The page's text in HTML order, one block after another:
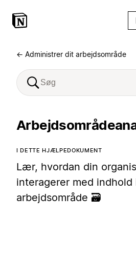
← Administrer dit arbejdsområde
I DETTE HJÆLPEDOKUMENT
Lær, hvordan din
interagerer med indhold
arbejdsområde 🗃